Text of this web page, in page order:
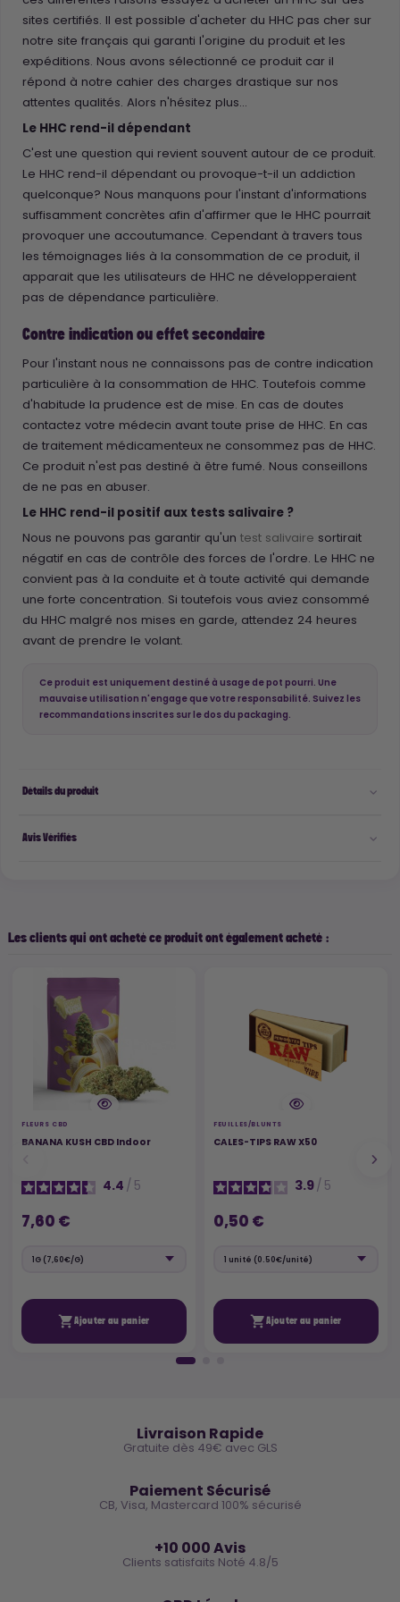
sites certifiés. Il est possible d'acheter du HHC pas cher sur
notre site français qui garanti l'origine du produit et les
expéditions. Nous avons sélectionné ce produit car il
répond à notre cahier des charges drastique sur nos
attentes qualités. Alors n'hésitez plus…
Le HHC rend-il dépendant
C'est une question qui revient souvent autour de ce produit.
Le HHC rend-il dépendant ou provoque-t-il un addiction
quelconque? Nous manquons pour l'instant d'informations
suffisamment concrètes afin d'affirmer que le HHC pourrait
provoquer une accoutumance. Cependant à travers tous
les témoignages liés à la consommation de ce produit, il
apparait que les utilisateurs de HHC ne développeraient
pas de dépendance particulière.
Contre indication ou effet secondaire
Pour l'instant nous ne connaissons pas de contre indication
particulière à la consommation de HHC. Toutefois comme
d'habitude la prudence est de mise. En cas de doutes
contactez votre médecin avant toute prise de HHC. En cas
de traitement médicamenteux ne consommez pas de HHC.
Ce produit n'est pas destiné à être fumé. Nous conseillons
de ne pas en abuser.
Le HHC rend-il positif aux tests salivaire ?
Nous ne pouvons pas garantir qu'un test salivaire sortirait
négatif en cas de contrôle des forces de l'ordre. Le HHC ne
convient pas à la conduite et à toute activité qui demande
une forte concentration. Si toutefois vous aviez consommé
du HHC malgré nos mises en garde, attendez 24 heures
avant de prendre le volant.
Ce produit est uniquement destiné à usage de pot pourri. Une
mauvaise utilisation n'engage que votre responsabilité. Suivez les
recommandations inscrites sur le dos du packaging.
Détails du produit
Avis Vérifiés
Les clients qui ont acheté ce produit ont également acheté :
FLEURS CBD
BANANA KUSH CBD Indoor
4.4 / 5
7,60 €
Ajouter au panier
FEUILLES/BLUNTS
CALES-TIPS RAW X50
3.9/ 5
0,50 €
Ajouter au panier
Livraison Rapide
Gratuite dès 49€ avec GLS
Paiement Sécurisé
CB, Visa, Mastercard 100% sécurisé
+10 000 Avis
Clients satisfaits Noté 4.8/5